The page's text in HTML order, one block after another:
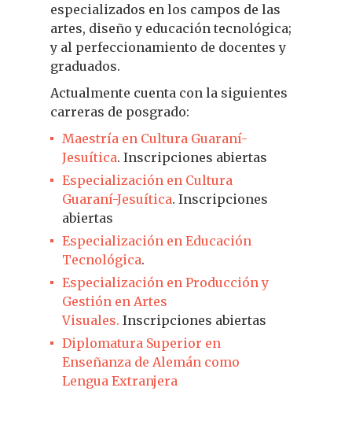
especializados en los campos de las
artes, diseño y educación tecnológica;
y al perfeccionamiento de docentes y
graduados.
Actualmente cuenta con la siguientes
carreras de posgrado:
Maestría en Cultura Guaraní-
Jesuítica. Inscripciones abiertas
Especialización en Cultura
Guaraní-Jesuítica. Inscripciones
abiertas
Especialización en Educación
Tecnológica.
Especialización en Producción y
Gestión en Artes
Visuales. Inscripciones abiertas
Diplomatura Superior en
Enseñanza de Alemán como
Lengua Extranjera